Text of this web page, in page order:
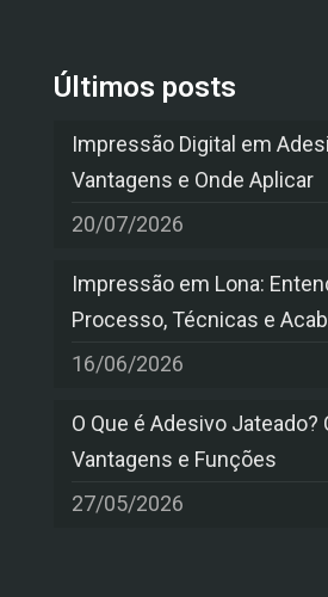
Últimos posts
Impressão Digital em
Vantagens e Onde Aplicar
20/07/2026
Impressão em Lona:
Processo, Técnicas e
16/06/2026
O Que é Adesivo Jateado?
Vantagens e Funções
27/05/2026